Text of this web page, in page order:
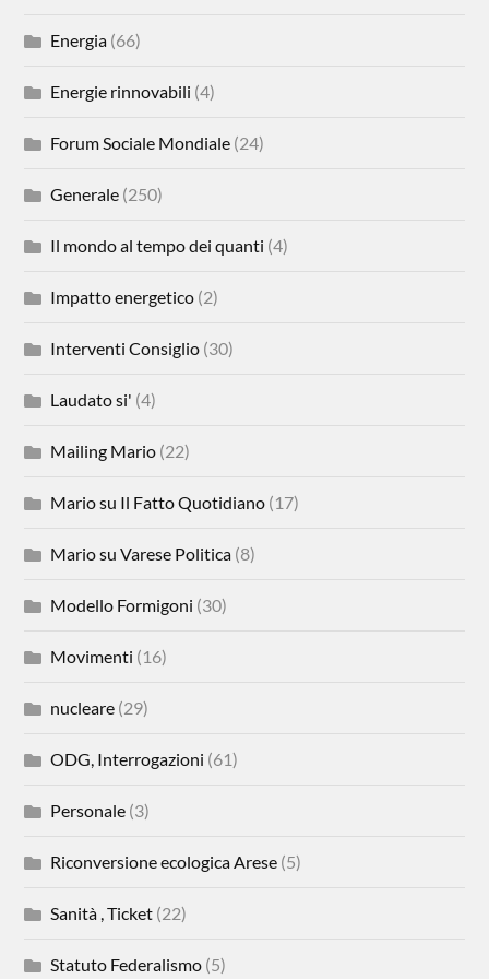
Energia (66)
Energie rinnovabili (4)
Forum Sociale Mondiale (24)
Generale (250)
Il mondo al tempo dei quanti (4)
Impatto energetico (2)
Interventi Consiglio (30)
Laudato si' (4)
Mailing Mario (22)
Mario su Il Fatto Quotidiano (17)
Mario su Varese Politica (8)
Modello Formigoni (30)
Movimenti (16)
nucleare (29)
ODG, Interrogazioni (61)
Personale (3)
Riconversione ecologica Arese (5)
Sanità , Ticket (22)
Statuto Federalismo (5)